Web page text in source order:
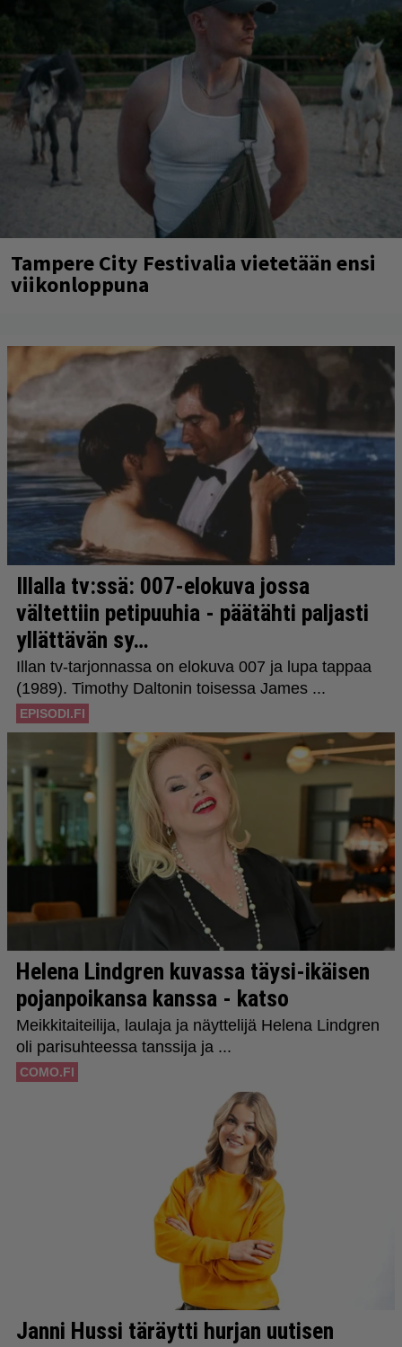
Tampere City Festivalia vietetään ensi
viikonloppuna